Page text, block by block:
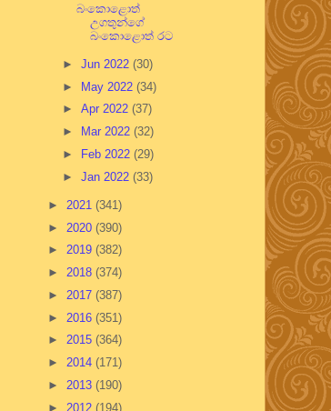
බංකොළොත්
උගතුන්ගේ
බංකොළොත් රට
► Jun 2022 (30)
► May 2022 (34)
► Apr 2022 (37)
►
Mar 2022 (32)
►
Feb 2022 (29)
► Jan 2022 (33)
► 2021 (341)
► 2020 (390)
► 2019 (382)
► 2018 (374)
► 2017 (387)
► 2016 (351)
► 2015 (364)
► 2014 (171)
► 2013 (190)
► 2012 (194)